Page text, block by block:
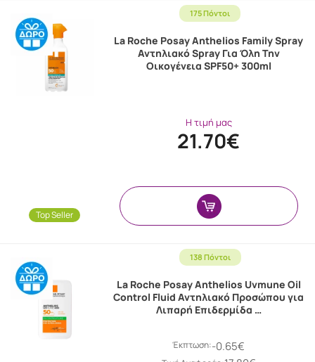
175 Πόντοι
Top Seller
La Roche Posay Anthelios Family Spray
Αντηλιακό Spray Για Όλη Την
Οικογένεια SPF50+ 300ml
Η τιμή μας
21.70€
138 Πόντοι
La Roche Posay Anthelios Uvmune Oil
Control Fluid Αντηλιακό Προσώπου για
Λιπαρή Επιδερμίδα …
Έκπτωση:-0.65€